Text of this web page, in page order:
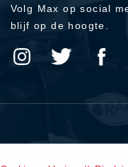
Volg Max op social
blijf op de hoogte.